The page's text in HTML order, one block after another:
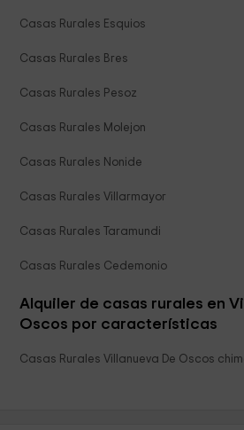
Casas Rurales Esquios
Casas Rurales Bres
Casas Rurales Pesoz
Casas Rurales Molejon
Casas Rurales Nonide
Casas Rurales Villarmayor
Casas Rurales Taramundi
Casas Rurales Cedemonio
Alquiler de casas rurales en
Oscos por características
Casas Rurales Villanueva De Oscos